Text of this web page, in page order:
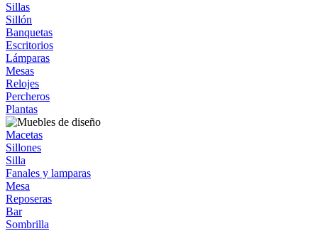
Sillas
Sillón
Banquetas
Escritorios
Lámparas
Mesas
Relojes
Percheros
Plantas
Macetas
Sillones
Silla
Fanales y lamparas
Mesa
Reposeras
Bar
Sombrilla